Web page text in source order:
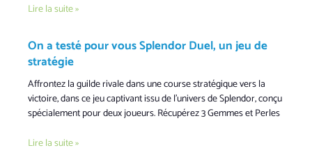
Lire la suite »
On a testé pour vous Splendor Duel, un jeu de
stratégie
Affrontez la guilde rivale dans une course stratégique vers la
victoire, dans ce jeu captivant issu de l’univers de Splendor, conçu
spécialement pour deux joueurs. Récupérez 3 Gemmes et Perles
Lire la suite »